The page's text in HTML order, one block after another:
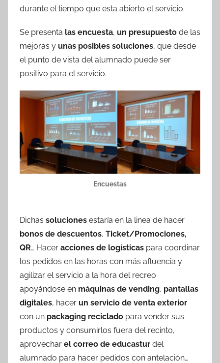
durante el tiempo que esta abierto el servicio.
Se presenta las encuesta, un presupuesto de las
mejoras y unas posibles soluciones, que desde
el punto de vista del alumnado puede ser
positivo para el servicio.
Encuestas
Dichas soluciones estaría en la linea de hacer
bonos de descuentos, Ticket/Promociones,
QR… Hacer acciones de logísticas para coordinar
los pedidos en las horas con más afluencia y
agilizar el servicio a la hora del recreo
apoyándose en máquinas de vending, pantallas
digitales, hacer un servicio de venta exterior
con un packaging reciclado para vender sus
productos y consumirlos fuera del recinto,
aprovechar el correo de educastur del
alumnado para hacer pedidos con antelación…